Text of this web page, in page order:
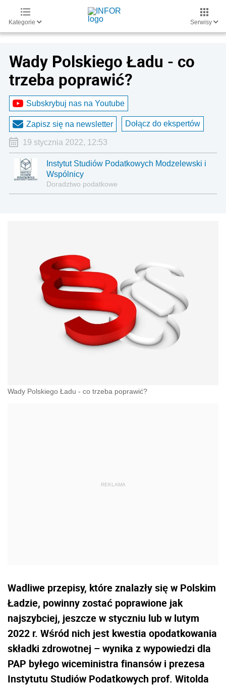
Kategorie Serwisy
Wady Polskiego Ładu - co
trzeba poprawić?
Subskrybuj nas na Youtube
Zapisz się na newsletter Dołącz do ekspertów
19 stycznia 2022, 12:53
Instytut Studiów Podatkowych Modzelewski i
Wspólnicy
Doradztwo podatkowe
Wady Polskiego Ładu - co trzeba poprawić?
Wadliwe przepisy, które znalazły się w Polskim
Ładzie, powinny zostać poprawione jak
najszybciej, jeszcze w styczniu lub w lutym
2022 r. Wśród nich jest kwestia opodatkowania
składki zdrowotnej – wynika z wypowiedzi dla
PAP byłego wiceministra finansów i prezesa
Instytutu Studiów Podatkowych prof. Witolda